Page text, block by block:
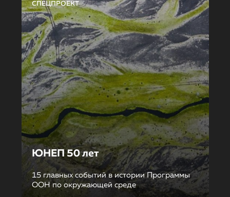
СПЕЦПРОЕКТ
ЮНЕП 50 лет
15 главных событий в истории Программы
ООН по окружающей среде